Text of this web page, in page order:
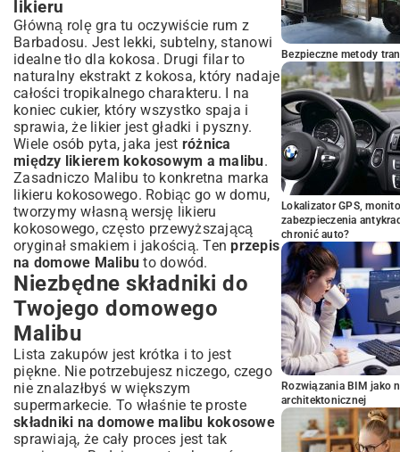
likieru
Główną rolę gra tu oczywiście rum z
Barbadosu. Jest lekki, subtelny, stanowi
idealne tło dla kokosa. Drugi filar to
naturalny ekstrakt z kokosa, który nadaje
całości tropikalnego charakteru. I na
koniec cukier, który wszystko spaja i
sprawia, że likier jest gładki i pyszny.
Wiele osób pyta, jaka jest różnica
między likierem kokosowym a malibu.
Zasadniczo Malibu to konkretna marka
likieru kokosowego. Robiąc go w domu,
tworzymy własną wersję likieru
kokosowego, często przewyższającą
oryginał smakiem i jakością. Tenprzepis
na domowe Malibu to dowód.
Niezbędne składniki do
Twojego domowego
Malibu
Lista zakupów jest krótka i to jest
piękne. Nie potrzebujesz niczego, czego
nie znalazłbyś w większym
supermarkecie. To właśnie te proste
składniki na domowe malibu kokosowe
sprawiają, że cały proces jest tak
Bezpieczne metody
Lokalizator GPS,
zabezpieczenia
chronić auto?
Rozwiązania BIM jako
architektonicznej